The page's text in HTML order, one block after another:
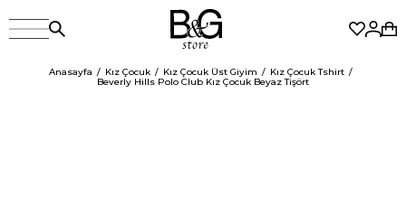
Anasayfa Kız Çocuk Kız Çocuk Üst Giyim
Kız Çocuk Tshirt
Beverly Hills Polo Club Kız Çocuk Beyaz Tişört